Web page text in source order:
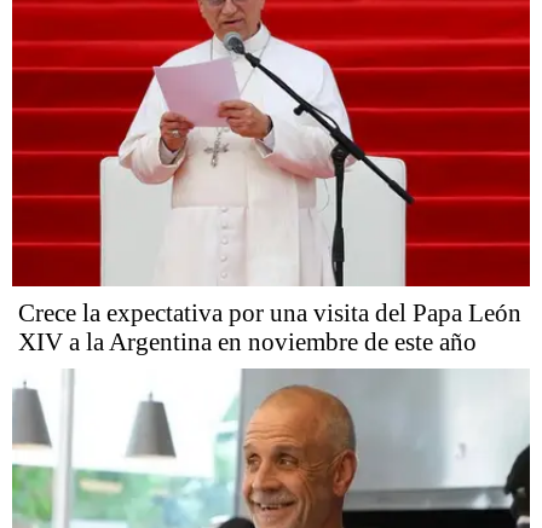
Crece la expectativa por una visita del Papa León
XIV a la Argentina en noviembre de este año